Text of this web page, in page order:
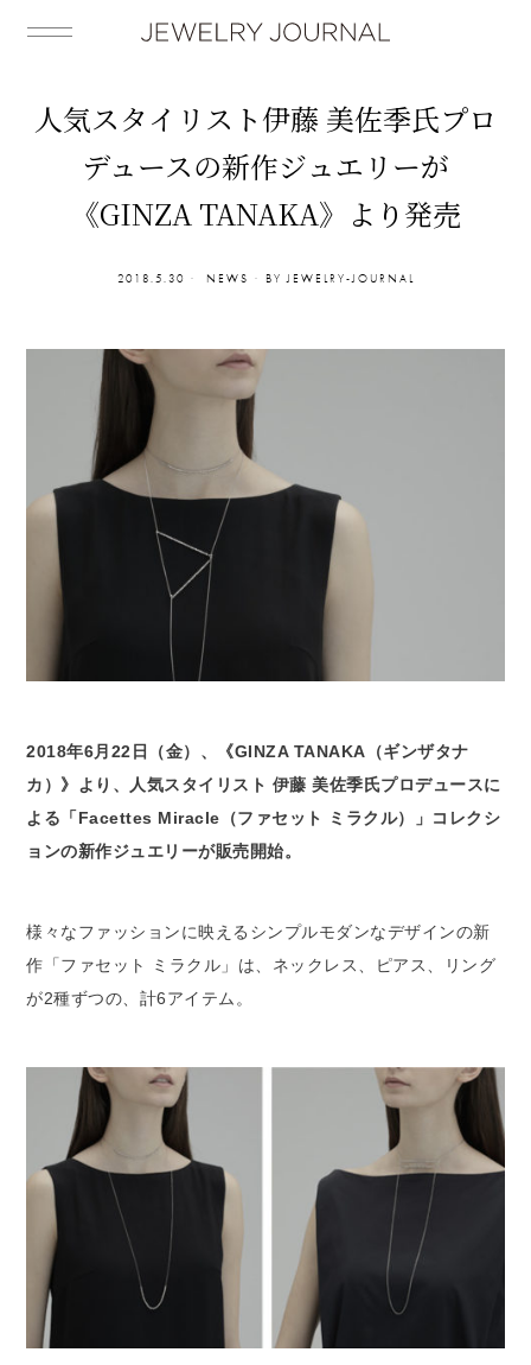
人気スタイリスト伊藤 美佐季氏プロ
デュースの新作ジュエリーが
《GINZA TANAKA》より発売
2018.5.30 NEWS BY JEWELRY-JOURNAL
2018年6月22日（金）、《GINZA TANAKA（ギンザタナ
カ）》より、人気スタイリスト 伊藤 美佐季氏プロデュースに
よる「Facettes Miracle（ファセット ミラクル）」コレクシ
ョンの新作ジュエリーが販売開始。
様々なファッションに映えるシンプルモダンなデザインの新
作「ファセット ミラクル」は、ネックレス、ピアス、リング
が2種ずつの、計6アイテム。